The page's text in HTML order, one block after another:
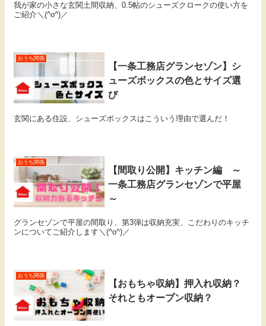
我が家の小さな玄関土間収納、0.5帖のシューズクロークの使い方を
ご紹介＼(^o^)／
おうち関係
【一条工務店グランセゾン】シ
ューズボックスの色とサイズ選
び
玄関にある住設、シューズボックスはこういう理由で選んだ！
おうち関係
【間取り公開】キッチン編 ～
一条工務店グランセゾンで平屋
～
グランセゾンで平屋の間取り、第3弾は収納充実、こだわりのキッチ
ンについてご紹介します＼(^o^)／
おうち関係
【おもちゃ収納】押入れ収納？
それともオープン収納？